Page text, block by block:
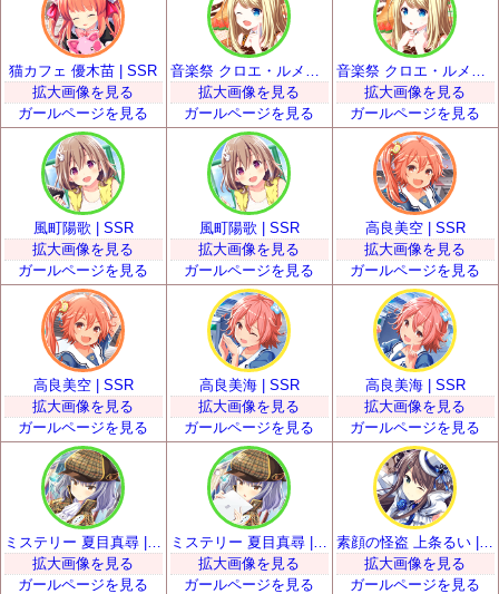
猫カフェ 優木苗 | SSR
拡大画像を見る
ガールページを見る
拡大画像を見る
ガールページを見る
拡大画像を見る
ガールページを見る
風町陽歌 | SSR
拡大画像を見る
ガールページを見る
風町陽歌 | SSR
拡大画像を見る
ガールページを見る
高良美空 | SSR
拡大画像を見る
ガールページを見る
高良美空 | SSR
拡大画像を見る
ガールページを見る
高良美海 | SSR
拡大画像を見る
ガールページを見る
高良美海 | SSR
拡大画像を見る
ガールページを見る
拡大画像を見る
ガールページを見る
ミステリー 夏目真尋 | SSR
拡大画像を見る
ガールページを見る
素顔の怪盗 上条るい | SSR
拡大画像を見る
ガールページを見る